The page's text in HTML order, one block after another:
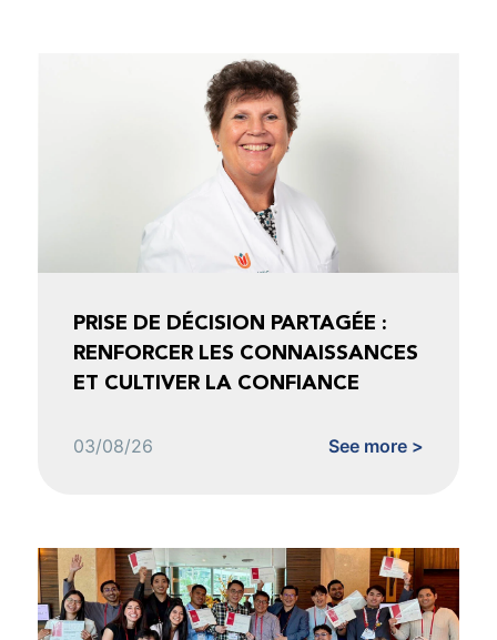
PRISE DE DÉCISION PARTAGÉE :
RENFORCER LES CONNAISSANCES
ET CULTIVER LA CONFIANCE
03/08/26 See more >